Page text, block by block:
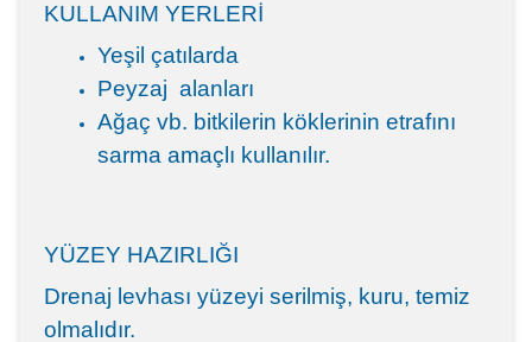
KULLANIM YERLERİ
Yeşil çatılarda
Peyzaj alanları
Ağaç vb. bitkilerin köklerinin etrafını
sarma amaçlı kullanılır.
YÜZEY HAZIRLIĞI
Drenaj levhası yüzeyi serilmiş, kuru, temiz
olmalıdır.